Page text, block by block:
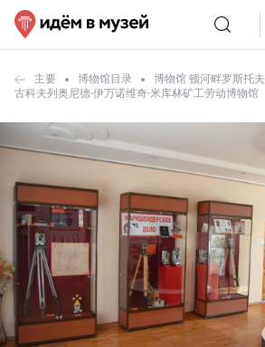
主要 博物馆目录
博物馆 顿河畔罗斯托夫
古科夫列奥尼德·伊万诺维奇·米库林矿工劳动博物馆